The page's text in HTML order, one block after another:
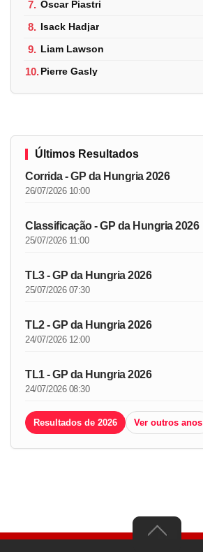
7. Oscar Piastri
8. Isack Hadjar
9. Liam Lawson
10.Pierre Gasly
Últimos Resultados
Corrida - GP da Hungria 2026
26/07/2026 10:00
Classificação - GP da Hungria 2026
25/07/2026 11:00
TL3 - GP da Hungria 2026
25/07/2026 07:30
TL2 - GP da Hungria 2026
24/07/2026 12:00
TL1 - GP da Hungria 2026
24/07/2026 08:30
Resultados de 2026 Ver outros anos